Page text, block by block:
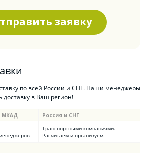
заявку
по всей России и СНГ. Наши менеджеры
доставку в Ваш регион!
МКАД
Россия и СНГ
Транспортными компаниями.
Расчитаем и организуем.